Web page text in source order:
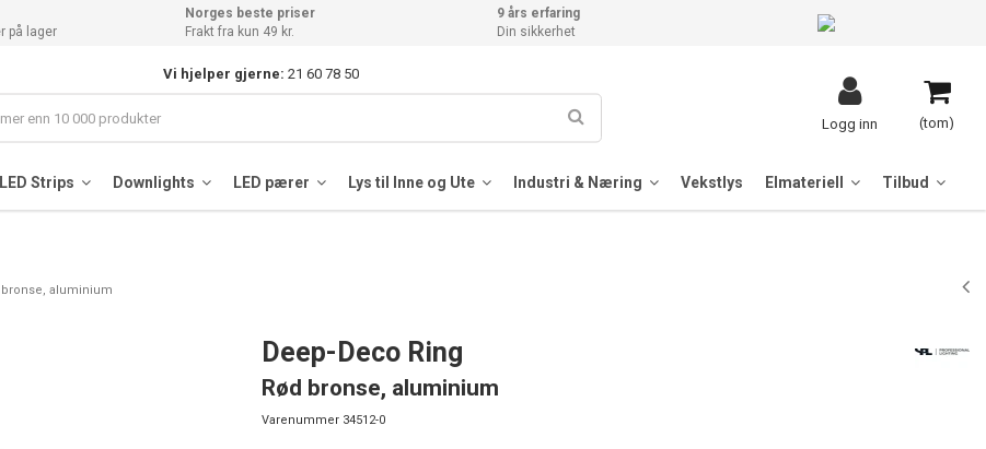
på lager
Norges beste priser
Frakt fra kun 49 kr.
9 års erfaring
Din sikkerhet
Vi hjelper gjerne: 21 60 78 50
(tom)
Logg inn
LED Strips Downlights LED pærer Lys til Inne og Ute Industri & Næring Vekstlys Elmateriell Tilbud
bronse, aluminium
Deep-Deco Ring
Rød bronse, aluminium
Varenummer 34512-0